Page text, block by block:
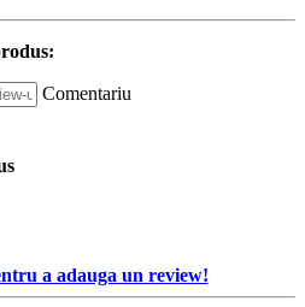
Comentariu
a adauga un review!